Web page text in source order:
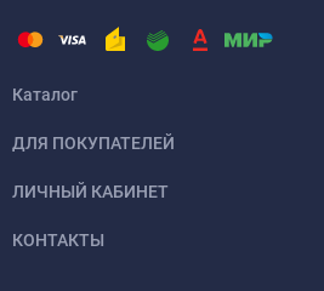
Каталог
ДЛЯ ПОКУПАТЕЛЕЙ
ЛИЧНЫЙ КАБИНЕТ
КОНТАКТЫ